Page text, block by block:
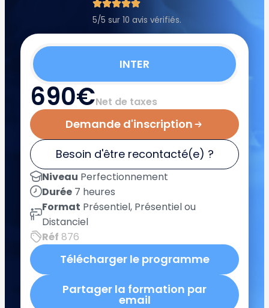
5/5 sur 10 avis vérifiés.
INTER
690€Net de taxes
Demande d'inscription
Besoin d'être recontacté(e) ?
Niveau Perfectionnement
Durée 7 heures
Format Présentiel, Présentiel ou
Distanciel
Réf 876
Télécharger le programme
Partager la formation par
email